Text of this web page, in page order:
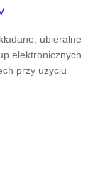
ubieralne
elektronicznych
przy użyciu